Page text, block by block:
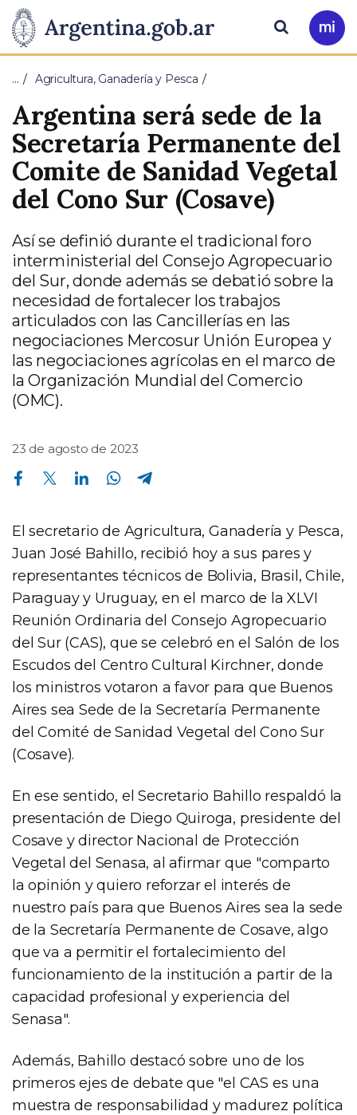
Presidencia
de
Nación
Pasar al contenido principal
Ir
a
Buscar
… Agricultura, Ganadería y Pesca
Argentina será sede de la
Secretaría Permanente del
Comite de Sanidad Vegetal
del Cono Sur (Cosave)
Así se definió durante el tradicional foro
interministerial del Consejo Agropecuario
del Sur, donde además se debatió sobre la
necesidad de fortalecer los trabajos
articulados con las Cancillerías en las
negociaciones Mercosur Unión Europea y
las negociaciones agrícolas en el marco de
la Organización Mundial del Comercio
(OMC).
23 de agosto de 2023
Compartir en Facebook Compartir en Twitter Compartir en Linkedin Compartir en Whatsapp
El secretario de Agricultura, Ganadería y Pesca,
Juan José Bahillo, recibió hoy a sus pares y
representantes técnicos de Bolivia, Brasil, Chile,
Paraguay y Uruguay, en el marco de la XLVI
Reunión Ordinaria del Consejo Agropecuario
del Sur (CAS), que se celebró en el Salón de los
Escudos del Centro Cultural Kirchner, donde
los ministros votaron a favor para que Buenos
Aires sea Sede de la Secretaría Permanente
del Comité de Sanidad Vegetal del Cono Sur
(Cosave).
En ese sentido, el Secretario Bahillo respaldó la
presentación de Diego Quiroga, presidente del
Cosave y director Nacional de Protección
Vegetal del Senasa, al afirmar que "comparto
la opinión y quiero reforzar el interés de
nuestro país para que Buenos Aires sea la sede
de la Secretaría Permanente de Cosave, algo
que va a permitir el fortalecimiento del
funcionamiento de la institución a partir de la
capacidad profesional y experiencia del
Senasa".
Además, Bahillo destacó sobre uno de los
primeros ejes de debate que "el CAS es una
muestra de responsabilidad y madurez política